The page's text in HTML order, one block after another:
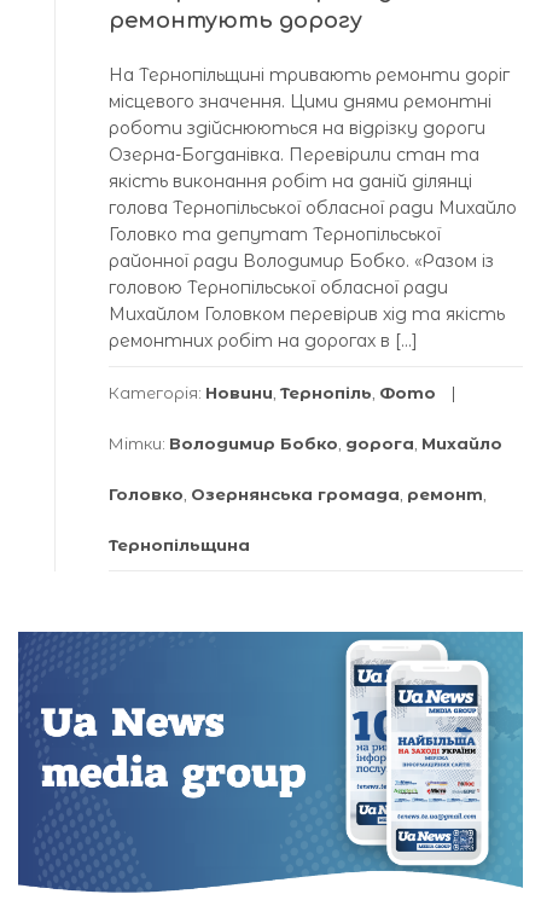
ремонтують дорогу
На Тернопільщині тривають ремонти доріг
місцевого значення. Цими днями ремонтні
роботи здійснюються на відрізку дороги
Озерна-Богданівка. Перевірили стан та
якість виконання робіт на даній ділянці
голова Тернопільської обласної ради Михайло
Головко та депутат Тернопільської
районної ради Володимир Бобко. «Разом із
головою Тернопільської обласної ради
Михайлом Головком перевірив хід та якість
ремонтних робіт на дорогах в […]
Категорія: Новини Тернопіль Фото
Мітки: Володимир Бобко дорога Михайло
Головко Озернянська громада ремонт
Тернопільщина